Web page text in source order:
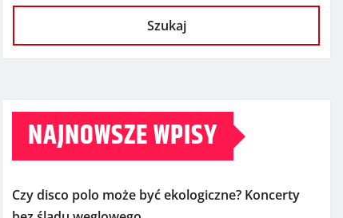
Szukaj
NAJNOWSZE WPISY
Czy disco polo może być ekologiczne? Koncerty